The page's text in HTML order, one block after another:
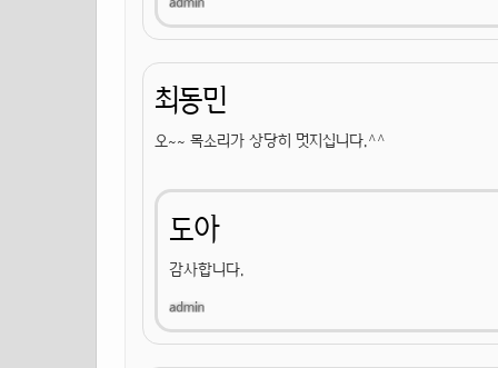
최동민
오~~ 목소리가 상당히 멋지십니다.^^
도아
감사합니다.